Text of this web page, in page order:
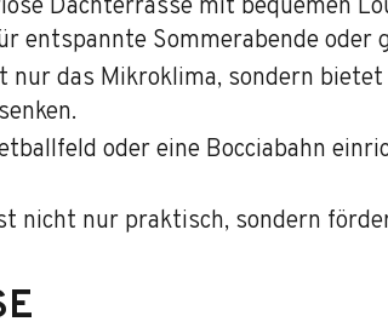
Dachterrasse mit bequemen
entspannte Sommerabende oder
das Mikroklima, sondern
oder eine Bocciabahn
nicht nur praktisch, sondern